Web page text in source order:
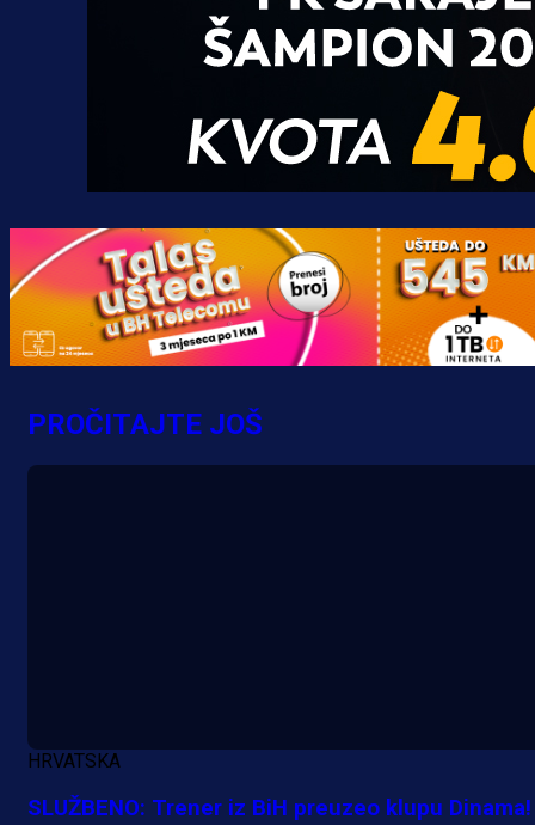
Promo vijesti
Počinje Premijer liga BiH: Pronađi
specijale i iskoristi jedinstvenu
ponudu
4 h 6 min
PROČITAJTE JOŠ
HRVATSKA
SLUŽBENO: Trener iz BiH preuzeo klupu Dinama!